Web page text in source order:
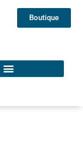
Boutique